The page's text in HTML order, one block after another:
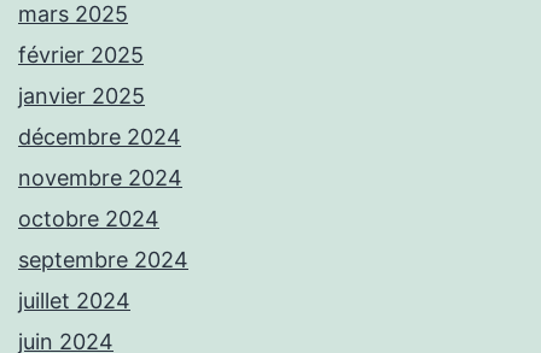
mars 2025
février 2025
janvier 2025
décembre 2024
novembre 2024
octobre 2024
septembre 2024
juillet 2024
juin 2024